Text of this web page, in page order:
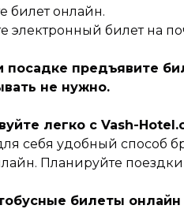
билет онлайн.
электронный билет на
посадке предъявите
не нужно.
легко с Vash-
себя удобный способ
Планируйте
билеты онлайн